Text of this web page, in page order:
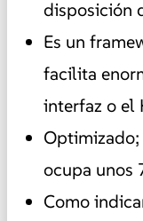
disposición
Es un
facilita
interfaz o el
ocupa unos
Como